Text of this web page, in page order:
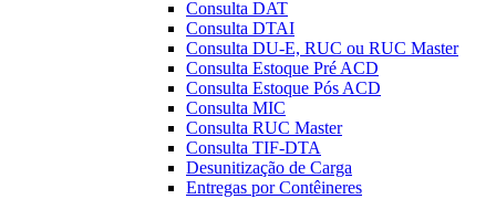
Consulta DAT
Consulta DTAI
Consulta DU-E, RUC ou RUC Master
Consulta Estoque Pré ACD
Consulta Estoque Pós ACD
Consulta MIC
Consulta RUC Master
Consulta TIF-DTA
Desunitização de Carga
Entregas por Contêineres